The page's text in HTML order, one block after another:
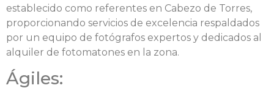
establecido como referentes en Cabezo de Torres,
proporcionando servicios de excelencia respaldados
por un equipo de fotógrafos expertos y dedicados al
alquiler de fotomatones en la zona.
Ágiles: